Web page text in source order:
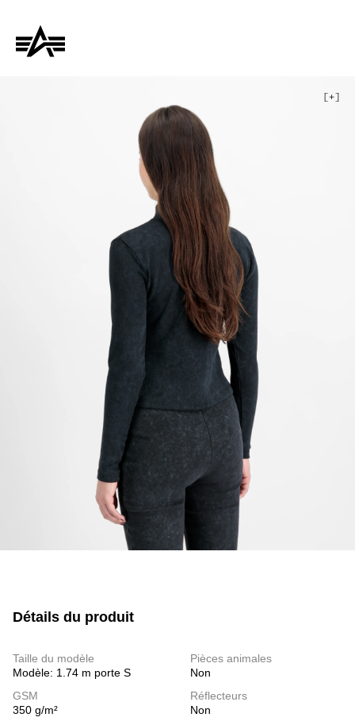
Détails du produit
Taille du modèle
Modèle: 1.74 m porte S
Pièces animales
Non
GSM
350 g/m²
Réflecteurs
Non